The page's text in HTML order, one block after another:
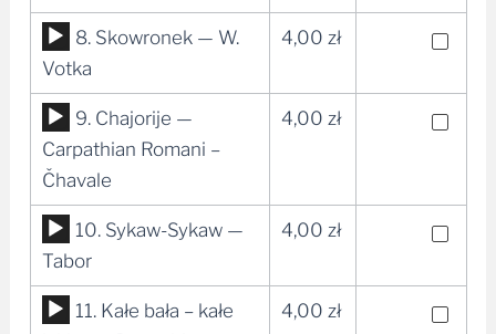
dźwiękowych
Odtwarzacz
plików
dźwiękowych
8. Skowronek — W.
Votka
4,00 zł
Odtwarzacz
plików
dźwiękowych
9. Chajorije —
Carpathian Romani –
Čhavale
4,00 zł
Odtwarzacz
plików
dźwiękowych
10. Sykaw-Sykaw —
Tabor
4,00 zł
Odtwarzacz
11. Kałe bała – kałe
4,00 zł